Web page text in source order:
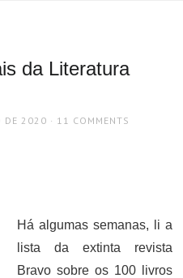
da Literatura
DE 2020 11 COMMENTS
Há algumas semanas, li a
lista da extinta revista
Bravo sobre os 100 livros